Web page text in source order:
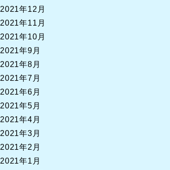
2021年12月
2021年11月
2021年10月
2021年9月
2021年8月
2021年7月
2021年6月
2021年5月
2021年4月
2021年3月
2021年2月
2021年1月